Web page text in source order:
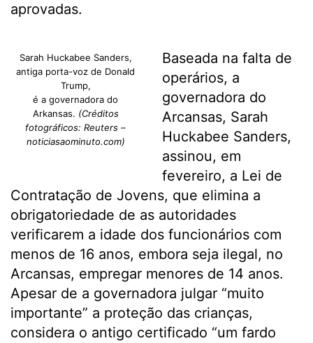
aprovadas.
Sarah Huckabee Sanders,
antiga porta-voz de Donald
Trump,
é a governadora do
Arkansas. (Créditos
fotográficos: Reuters –
noticiasaominuto.com)
Baseada na falta de
operários, a
governadora do
Arcansas, Sarah
Huckabee Sanders,
assinou, em
fevereiro, a Lei de
Contratação de Jovens, que elimina a
obrigatoriedade de as autoridades
verificarem a idade dos funcionários com
menos de 16 anos, embora seja ilegal, no
Arcansas, empregar menores de 14 anos.
Apesar de a governadora julgar “muito
importante” a proteção das crianças,
considera o antigo certificado “um fardo